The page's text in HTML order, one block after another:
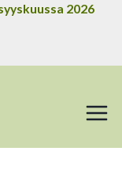
2026